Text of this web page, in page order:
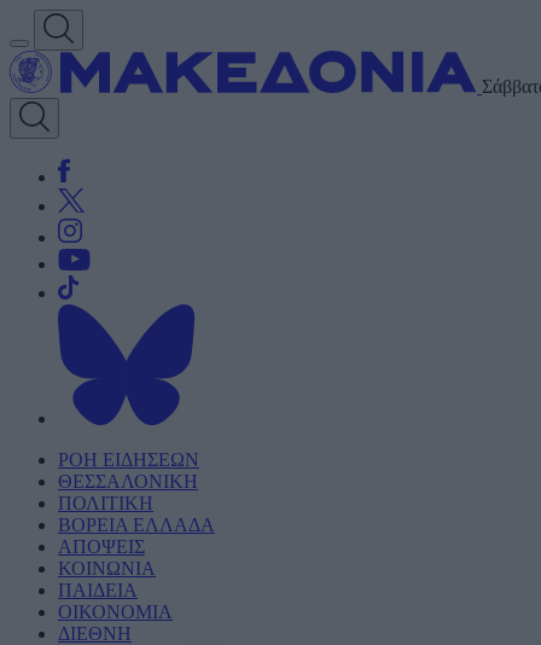
ΡΟΗ ΕΙΔΗΣΕΩΝ
ΘΕΣΣΑΛΟΝΙΚΗ
ΠΟΛΙΤΙΚΗ
ΒΟΡΕΙΑ ΕΛΛΑΔΑ
ΑΠΟΨΕΙΣ
ΚΟΙΝΩΝΙΑ
ΠΑΙΔΕΙΑ
ΟΙΚΟΝΟΜΙΑ
ΔΙΕΘΝΗ